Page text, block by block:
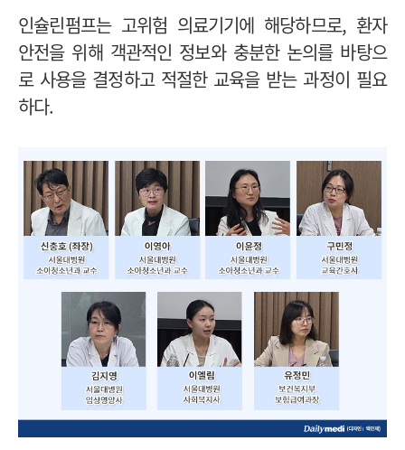
인슐린펌프는 고위험 의료기기에 해당하므로, 환자
안전을 위해 객관적인 정보와 충분한 논의를 바탕으
로 사용을 결정하고 적절한 교육을 받는 과정이 필요
하다.